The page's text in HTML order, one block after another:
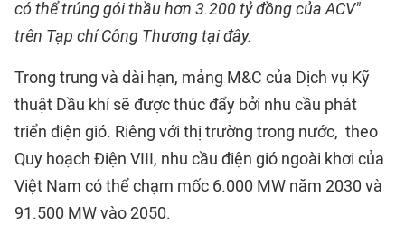
có thể trúng gói thầu hơn 3.200 tỷ đồng của ACV"
trên Tạp chí Công Thương tại đây.
Trong trung và dài hạn, mảng M&C của Dịch vụ Kỹ
thuật Dầu khí sẽ được thúc đẩy bởi nhu cầu phát
triển điện gió. Riêng với thị trường trong nước, theo
Quy hoạch Điện VIII, nhu cầu điện gió ngoài khơi của
Việt Nam có thể chạm mốc 6.000 MW năm 2030 và
91.500 MW vào 2050.